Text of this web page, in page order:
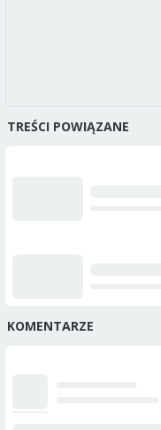
TREŚCI POWIĄZANE
KOMENTARZE